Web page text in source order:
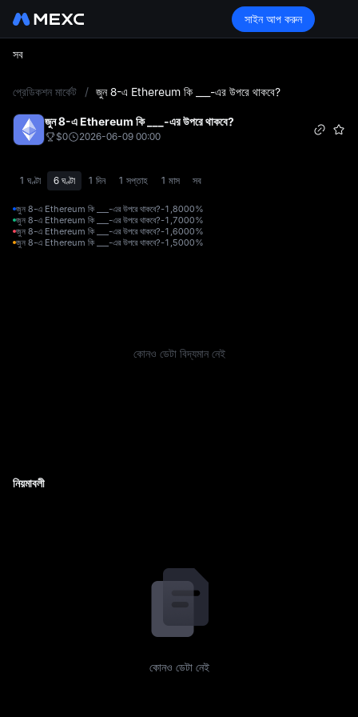
সাইন আপ করুন
সব
প্রেডিকশন মার্কেট / জুন 8-এ Ethereum কি ___-এর উপরে থাকবে?
জুন 8-এ Ethereum কি ___-এর উপরে থাকবে?
$0 2026-06-09 00:00
1 ঘণ্টা 6 ঘণ্টা 1 দিন 1 সপ্তাহ 1 মাস সব
জুন 8-এ Ethereum কি ___-এর উপরে থাকবে?-1,8000%
জুন 8-এ Ethereum কি ___-এর উপরে থাকবে?-1,7000%
জুন 8-এ Ethereum কি ___-এর উপরে থাকবে?-1,6000%
জুন 8-এ Ethereum কি ___-এর উপরে থাকবে?-1,5000%
কোনও ডেটা বিদ্যমান নেই
নিয়মাবলী
কোনও ডেটা নেই